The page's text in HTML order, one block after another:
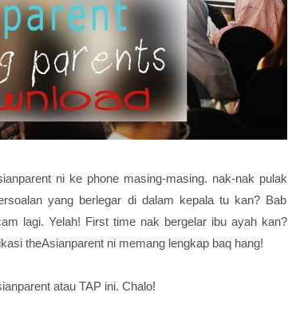
ni ke phone masing-masing. nak-nak pulak
yang berlegar di dalam kepala tu kan? Bab
lagi. Yelah! First time nak bergelar ibu ayah kan?
theAsianparent ni memang lengkap baq hang!
atau TAP ini. Chalo!